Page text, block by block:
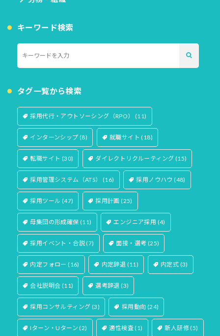
キーワード検索
タグ一覧から検索
採用代行・アウトソーシング（RPO） (11)
インターンシップ (8) 就職サイト (18)
転職サイト (30) ダイレクトリクルーティング (15)
採用管理システム（ATS） (16) 採用ノウハウ (48)
採用ツール (47) 採用計画 (25)
母集団の形成確保 (11) エンジニア採用 (4)
採用イベント・合説(7) 面接・選考 (25)
内定フォロー (16) 内定辞退 (11) 内定式 (3)
会社説明会 (11) 選考辞退 (3)
採用コンサルティング (3) 採用動向 (24)
Iターン・Uターン (2) 適性検査(1) 新人研修(5)